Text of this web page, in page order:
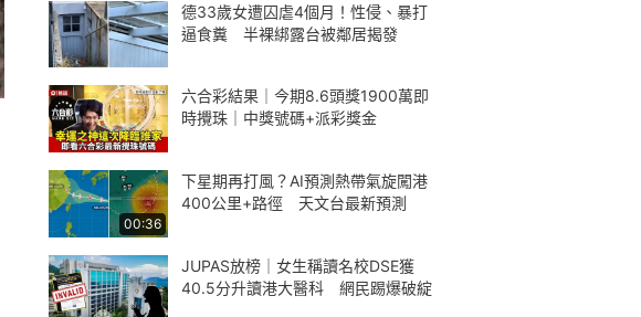
德33歲女遭囚虐4個月！性侵、暴打
逼食糞 半裸綁露台被鄰居揭發
六合彩結果｜今期8.6頭獎1900萬即
時攪珠｜中獎號碼+派彩獎金
00:36
下星期再打風？AI預測熱帶氣旋闖港
400公里+路徑 天文台最新預測
JUPAS放榜｜女生稱讀名校DSE獲
40.5分升讀港大醫科 網民踢爆破綻